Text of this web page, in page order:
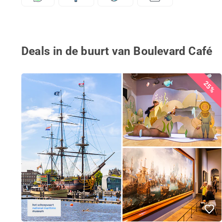
Deals in de buurt van Boulevard Café
25%